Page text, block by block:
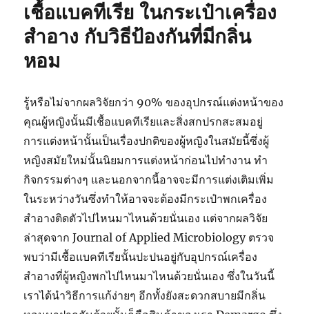
เชื้อ
จุลชีพ
แบบ
จัด
เก็บ
และ
ขนส่ง
เชื้อแบคทีเรีย ในกระเป๋าเครื่อง
สำอาง กับวิธีป้องกันที่มีกลิ่น
หอม
รู้หรือไม่จากผลวิจัยกว่า 90% ของอุปกรณ์แต่งหน้าของ
คุณผู้หญิงนั้นมีเชื้อแบคทีเรียและสิ่งสกปรกสะสมอยู่
การแต่งหน้านั้นเป็นเรื่องปกติของผู้หญิงในสมัยนี้ซึ่งผู้
หญิงสมัยใหม่นั้นนิยมการแต่งหน้าก่อนไปทำงาน ทำ
กิจกรรมต่างๆ และนอกจากนี้อาจจะมีการแต่งเติมเพิ่ม
ในระหว่างวันซึ่งทำให้อาจจะต้องมีกระเป๋าพกเครื่อง
สำอางติดตัวไปไหนมาไหนด้วยนั่นเอง แต่จากผลวิจัย
ล่าสุดจาก Journal of Applied Microbiology ตรวจ
พบว่ามีเชื้อแบคทีเรียนั้นปะปนอยู่กับอุปกรณ์เครื่อง
สำอางที่ผู้หญิงพกไปไหนมาไหนด้วยนั่นเอง ซึ่งในวันนี้
เราได้นำวิธีการแก้ง่ายๆ อีกทั้งยังสะดวกสบายมีกลิ่น